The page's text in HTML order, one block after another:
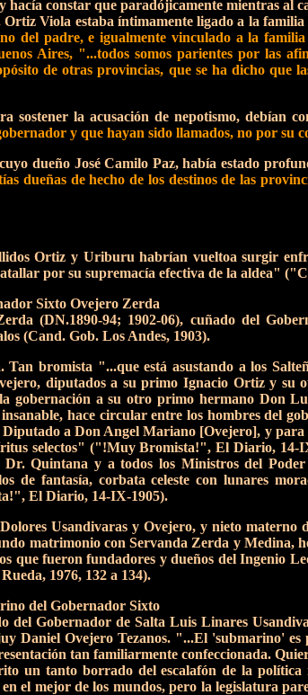
hacía constar que paradójicamente mientras
Ortiz Viola estaba íntimamente ligado a la
del padre, e igualmente vinculado a la
Aires, "...todos somos parientes por las
de otras provincias, que se ha dicho que
la acusación de nepotismo, debían
y que hayan sido llamados, no por su
dueño José Camilo Paz, había estado
dueñas de hecho de los destinos de las
Ortiz y Uriburu habrían vueltoa surgir
por su supremacía efectiva de la aldea"
Sixto Ovejero Zerda
(DN.1890-94; 1902-06), cuñado del
(Cand. Gob. Los Andes, 1903).
bromista "...que está asustando a los
diputados a su primo Ignacio Ortiz y
gobernación a su otro primo hermano Don
hace circular entre los hombres del
a Don Angel Mariano [Ovejero], y
selectos" ("!Muy Bromista!", El Diario,
Quintana y a todos los Ministros del
de fantasía, corbata celeste con lunares
El Diario, 14-IX-1905).
Usandivaras y Ovejero, y nieto
matrimonio con Servanda Zerda y Medina,
que fueron fundadores y dueños del Ingenio
1976, 132 a 134).
del Gobernador Sixto
del Gobernador de Salta Luis Linares
Daniel Ovejero Tezanos. "...El 'submarino'
tan familiarmente confeccionada.
un tanto borrado del escalafón de la
el mejor de los mundos, pero la legislatura